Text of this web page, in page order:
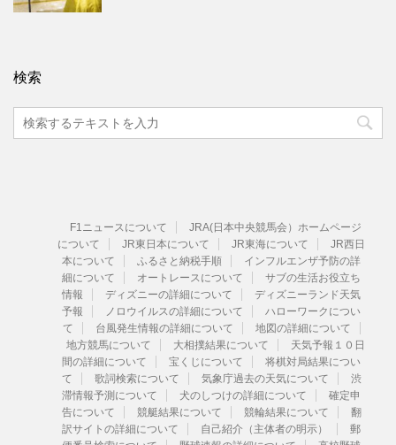
検索
F1ニュースについて
JRA(日本中央競馬会）ホームページ
について
JR東日本について JR東海について
JR西日
本について
ふるさと納税手順
インフルエンザ予防の詳
細について
オートレースについて
サブの生活お役立ち
情報
ディズニーの詳細について
ディズニーランド天気
予報
ノロウイルスの詳細について
ハローワークについ
て
台風発生情報の詳細について
地図の詳細について
地方競馬について
大相撲結果について
天気予報１０日
間の詳細について
宝くじについて
将棋対局結果につい
て
歌詞検索について 気象庁過去の天気について
渋
滞情報予測について
犬のしつけの詳細について
確定申
告について
競艇結果について 競輪結果について
翻
訳サイトの詳細について
自己紹介（主体者の明示）
郵